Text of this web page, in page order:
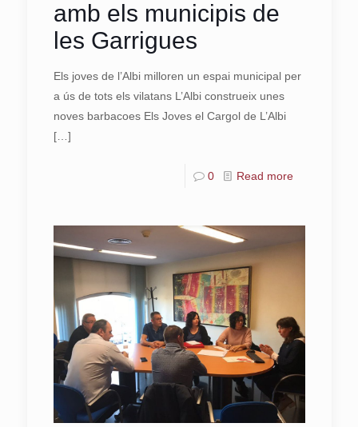
amb els municipis de
les Garrigues
Els joves de l’Albi milloren un espai municipal per
a ús de tots els vilatans L’Albi construeix unes
noves barbacoes Els Joves el Cargol de L’Albi
[…]
0 Read more